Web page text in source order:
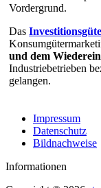
Vordergrund.
Das
und dem
Industriebetrieben
gelangen.
Impressum
Datenschutz
Bildnachweise
Informationen